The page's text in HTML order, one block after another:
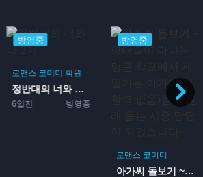
방영중
로맨스 코미디 학원
정반대의 너와 나 2기
6일전 방영중
방영중
로맨스 코미디
아가씨 돌보기 ~영애들이 다...